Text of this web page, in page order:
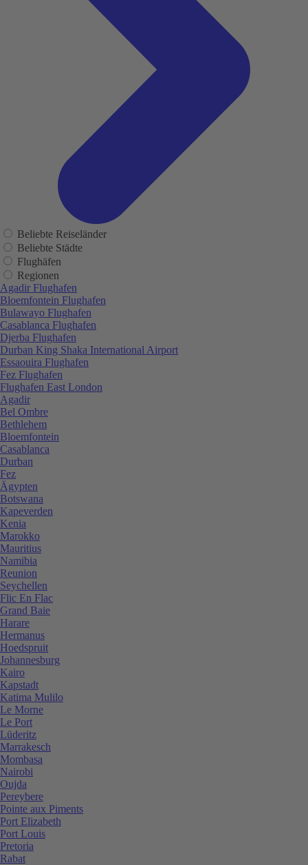
Beliebte Reiseländer
Beliebte Städte
Flughäfen
Regionen
Agadir Flughafen
Bloemfontein Flughafen
Bulawayo Flughafen
Casablanca Flughafen
Djerba Flughafen
Durban King Shaka International Airport
Essaouira Flughafen
Fez Flughafen
Flughafen East London
Agadir
Bel Ombre
Bethlehem
Bloemfontein
Casablanca
Durban
Fez
Ägypten
Botswana
Kapeverden
Kenia
Marokko
Mauritius
Namibia
Reunion
Seychellen
Flic En Flac
Grand Baie
Harare
Hermanus
Hoedspruit
Johannesburg
Kairo
Kapstadt
Katima Mulilo
Le Morne
Le Port
Lüderitz
Marrakesch
Mombasa
Nairobi
Oujda
Pereybere
Pointe aux Piments
Port Elizabeth
Port Louis
Pretoria
Rabat